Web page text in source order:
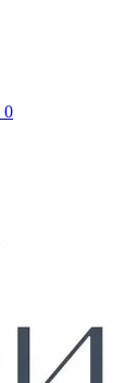
0